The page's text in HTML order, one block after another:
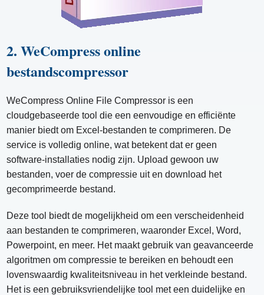
2. WeCompress online
bestandscompressor
WeCompress Online File Compressor is een
cloudgebaseerde tool die een eenvoudige en efficiënte
manier biedt om Excel-bestanden te comprimeren. De
service is volledig online, wat betekent dat er geen
software-installaties nodig zijn. Upload gewoon uw
bestanden, voer de compressie uit en download het
gecomprimeerde bestand.
Deze tool biedt de mogelijkheid om een ​​verscheidenheid
aan bestanden te comprimeren, waaronder Excel, Word,
Powerpoint, en meer. Het maakt gebruik van geavanceerde
algoritmen om compressie te bereiken en behoudt een
lovenswaardig kwaliteitsniveau in het verkleinde bestand.
Het is een gebruiksvriendelijke tool met een duidelijke en